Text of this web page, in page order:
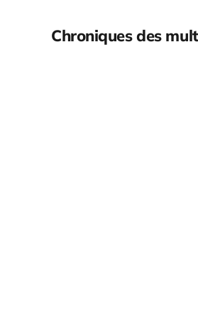
Chroniques des